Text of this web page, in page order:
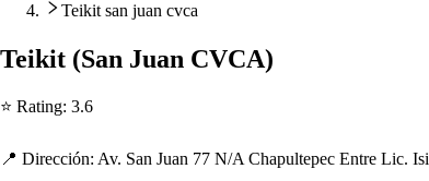
Teikit san juan cvca
Teikit (San Juan CVCA)
⭐ Rating: 3.6
📍 Dirección: Av. San Juan 77 N/A Chapultepec Entre Lic. Is